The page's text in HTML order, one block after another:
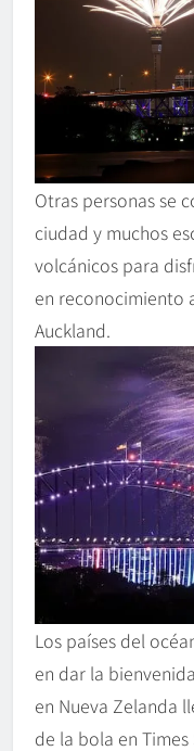
Otras personas se
ciudad y muchos
volcánicos para
en reconocimiento
Auckland.
Los países del
en dar la
en Nueva Zelanda
de la bola en Times